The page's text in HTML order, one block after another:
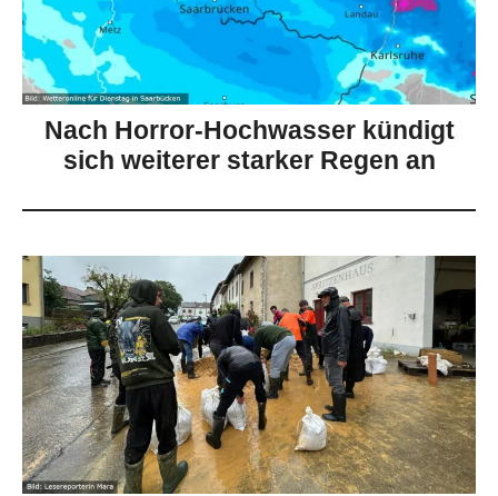
Nach Horror-Hochwasser kündigt
sich weiterer starker Regen an